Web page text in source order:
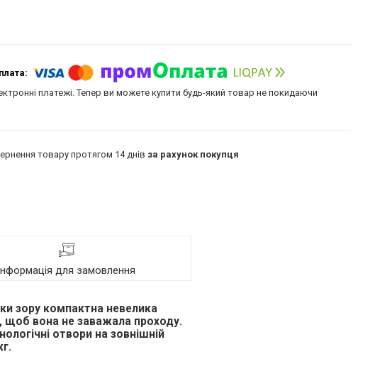
платежі. Тепер ви можете купити будь-який товар не покидаючи
товару протягом 14 днів за рахунок покупця
для замовлення
зору компактна невелика
щоб вона не заважала проходу.
отвори на зовнішній